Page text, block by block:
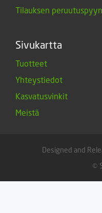
Tilauksen
Sivukartta
Tuotteet
Yhteystiedot
Kasvatusvinkit
Meistä
Designed and
©